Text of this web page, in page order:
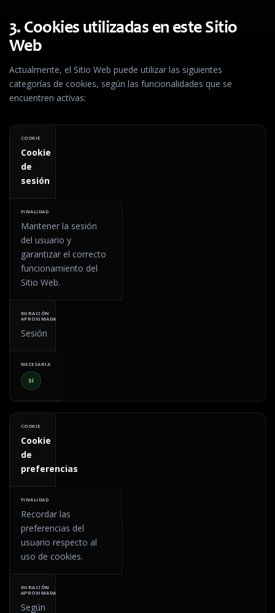
3. Cookies utilizadas en este Sitio
Web
Actualmente, el Sitio Web puede utilizar las siguientes
categorías de cookies, según las funcionalidades que se
encuentren activas:
Cookie
de
sesión
Mantener la sesión
del usuario y
garantizar el correcto
funcionamiento del
Sitio Web.
Sesión
Sí
Cookie
de
preferencias
Recordar las
preferencias del
usuario respecto al
uso de cookies.
Según